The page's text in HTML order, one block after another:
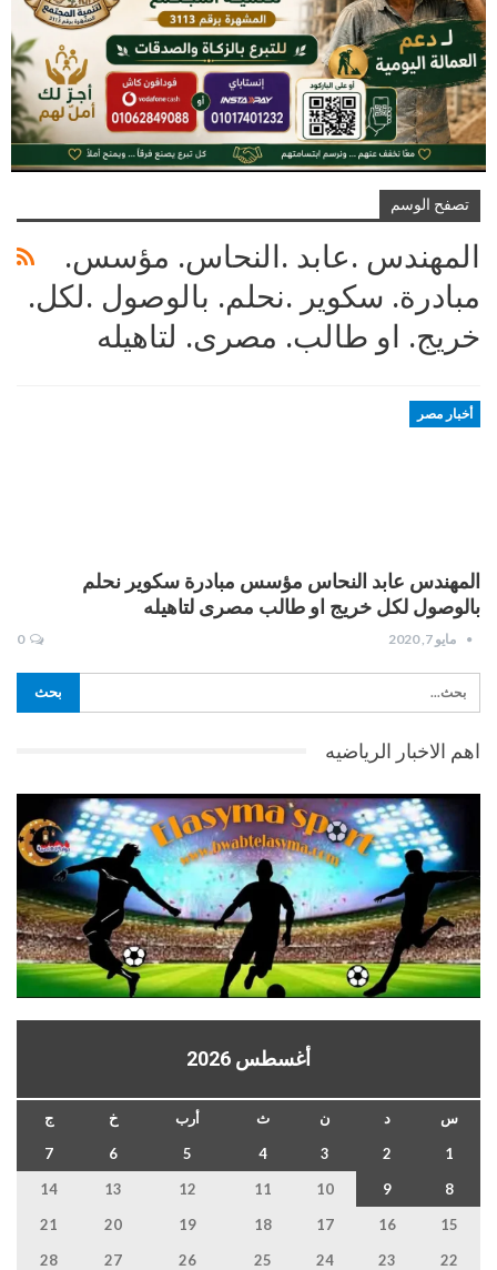
تصفح الوسم
المهندس .عابد .النحاس. مؤسس.
مبادرة. سكوير .نحلم. بالوصول .لكل.
خريج. او طالب. مصرى. لتاهيله
أخبار مصر
المهندس عابد النحاس مؤسس مبادرة سكوير نحلم
بالوصول لكل خريج او طالب مصرى لتاهيله
مايو 7, 2020 0
اهم الاخبار الرياضيه
أغسطس 2026
س د ن ث أرب خ
ج
1
2
3
4
5
6
7
8
9
10
11
12
13
14
15
16
17
18
19
20
21
22
23
24
25
26
27
28